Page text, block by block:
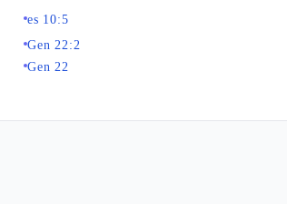
es 10:5
Gen 22:2
Gen 22